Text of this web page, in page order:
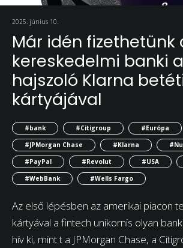
2025. június 10.
Már idén fizethetünk
kereskedelmi banki
hajszoló Klarna
kártyájával
#bank #Citigroup
#Európa
#JPMorgan Chase
#Klarna
#PayPal
#Revolut #USA
#WebBank
#Wells Fargo
Az első lépésben az amerikai piacon
kártyával a fintech unikornis olyan
hív ki, mint t a JPMorgan Chase, a